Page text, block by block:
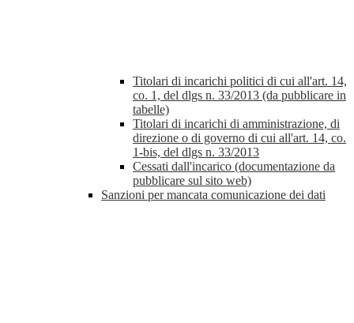
Titolari di incarichi politici di cui all'art. 14,
co. 1, del dlgs n. 33/2013 (da pubblicare in
tabelle)
Titolari di incarichi di amministrazione, di
direzione o di governo di cui all'art. 14, co.
1-bis, del dlgs n. 33/2013
Cessati dall'incarico (documentazione da
pubblicare sul sito web)
Sanzioni per mancata comunicazione dei dati